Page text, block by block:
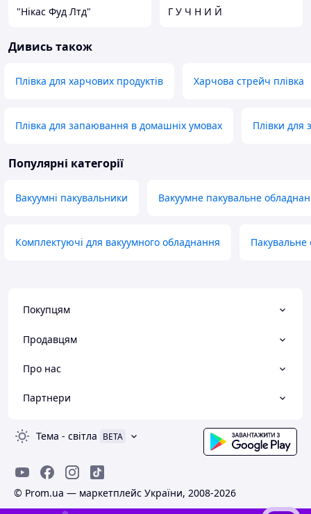
"Нікас Фуд Лтд" Г У Ч Н И Й
Дивись також
Плівка для харчових продуктів Харчова стрейч плівка
Плівка для запаювання в домашніх умовах Плівки для
Популярні категорії
Вакуумні пакувальники Вакуумне пакувальне
Комплектуючі для вакуумного обладнання
Покупцям
Продавцям
Про нас
Партнери
Тема - світла BETA
© Prom.ua — маркетплейс України, 2008-2026